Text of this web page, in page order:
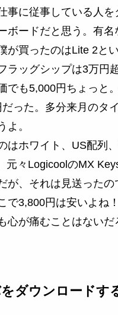
事に従事している人を
ボードだと思う。有名
が買ったのはLite 2と
ラッグシップは3万円
でも5,000円ちょっと
った。多分来月のタ
よ。
はホワイト、US配列
元々LogicoolのMX
が、それは見送った
で3,800円は安いよね
心が痛むことはないだ
をダウンロードす